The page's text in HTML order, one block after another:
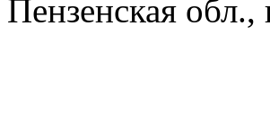
Пензенская обл.,